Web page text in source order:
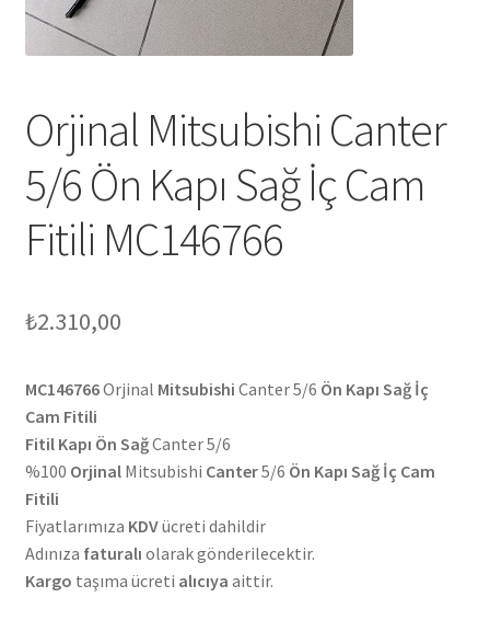
Orjinal Mitsubishi Canter
5/6 Ön Kapı Sağ İç Cam
Fitili MC146766
₺2.310,00
MC146766Orjinal Mitsubishi Canter 5/6 Ön Kapı Sağ İç
Cam Fitili
Fitil Kapı Ön SağCanter 5/6
%100 OrjinalMitsubishi Canter5/6 Ön Kapı Sağ İç Cam
Fitili
Fiyatlarımıza KDVücreti dahildir
Adınıza faturalı olarak gönderilecektir.
Kargo taşıma ücreti alıcıya aittir.